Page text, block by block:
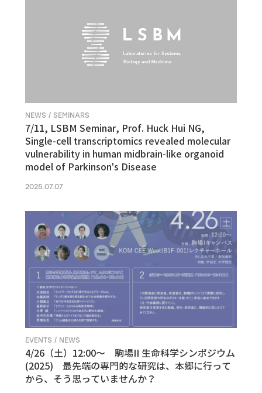
NEWS / SEMINARS
7/11, LSBM Seminar, Prof. Huck Hui NG,
Single-cell transcriptomics revealed molecular
vulnerability in human midbrain-like organoid
model of Parkinson's Disease
2025.07.07
EVENTS / NEWS
4/26（土）12:00〜 駒場II 生命科学シンポジウム
(2025) 最先端の専門的な研究は、本郷に行って
から、そう思っていませんか？